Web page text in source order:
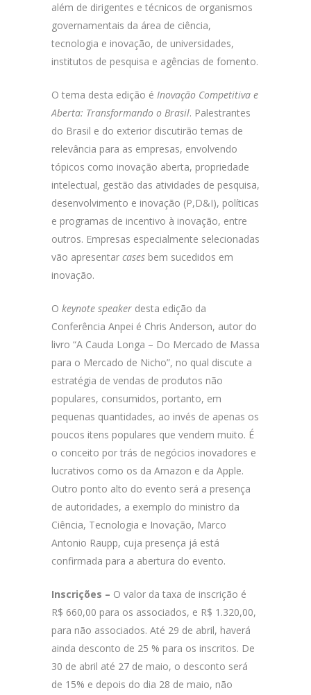
além de dirigentes e técnicos de organismos
governamentais da área de ciência,
tecnologia e inovação, de universidades,
institutos de pesquisa e agências de fomento.
O tema desta edição é Inovação Competitiva e
Aberta: Transformando o Brasil. Palestrantes
do Brasil e do exterior discutirão temas de
relevância para as empresas, envolvendo
tópicos como inovação aberta, propriedade
intelectual, gestão das atividades de pesquisa,
desenvolvimento e inovação (P,D&I), políticas
e programas de incentivo à inovação, entre
outros. Empresas especialmente selecionadas
vão apresentar cases bem sucedidos em
inovação.
O keynote speaker desta edição da
Conferência Anpei é Chris Anderson, autor do
livro “A Cauda Longa – Do Mercado de Massa
para o Mercado de Nicho”, no qual discute a
estratégia de vendas de produtos não
populares, consumidos, portanto, em
pequenas quantidades, ao invés de apenas os
poucos itens populares que vendem muito. É
o conceito por trás de negócios inovadores e
lucrativos como os da Amazon e da Apple.
Outro ponto alto do evento será a presença
de autoridades, a exemplo do ministro da
Ciência, Tecnologia e Inovação, Marco
Antonio Raupp, cuja presença já está
confirmada para a abertura do evento.
Inscrições – O valor da taxa de inscrição é
R$ 660,00 para os associados, e R$ 1.320,00,
para não associados. Até 29 de abril, haverá
ainda desconto de 25 % para os inscritos. De
30 de abril até 27 de maio, o desconto será
de 15% e depois do dia 28 de maio, não